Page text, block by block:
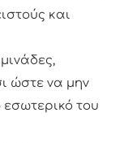
και
ώστε να μην
εσωτερικό του